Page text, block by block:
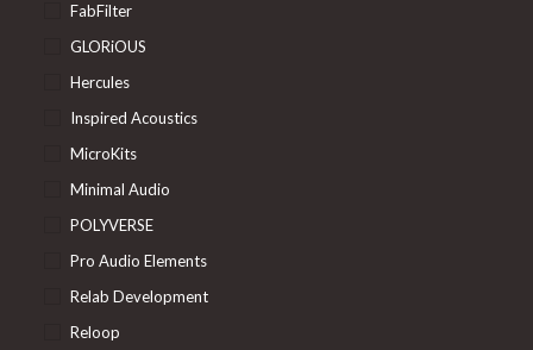
FabFilter
GLORiOUS
Hercules
Inspired Acoustics
MicroKits
Minimal Audio
POLYVERSE
Pro Audio Elements
Relab Development
Reloop